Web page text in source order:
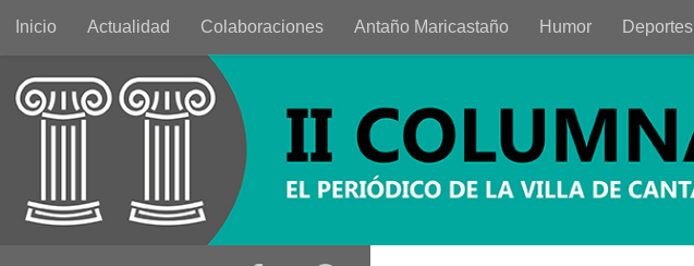
Saltar al contenido
Inicio Actualidad Colaboraciones Antaño Maricastaño Humor Deportes